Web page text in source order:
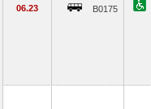
06.23 B0175